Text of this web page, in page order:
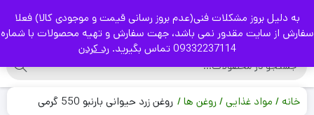
به دلیل بروز مشکلات فنی(عدم بروز رسانی قیمت و موجودی کالا) فعلا
سفارش از سایت مقدور نمی باشد، جهت سفارش و تهیه محصولات با شماره
09332237114 تماس بگیرید.
رد کردن
|
خانه مواد غذایی روغن ها روغن زرد حیوانی بارنبو 550 گرمی